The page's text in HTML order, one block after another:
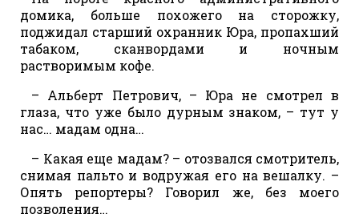
домика, больше похожего на сторожку,
поджидал старший охранник Юра, пропахший
табаком, сканвордами и ночным
растворимым кофе.
– Альберт Петрович, – Юра не смотрел в
глаза, что уже было дурным знаком, – тут у
нас… мадам одна…
– Какая еще мадам? – отозвался смотритель,
снимая пальто и водружая его на вешалку. –
Опять репортеры? Говорил же, без моего
позволения…